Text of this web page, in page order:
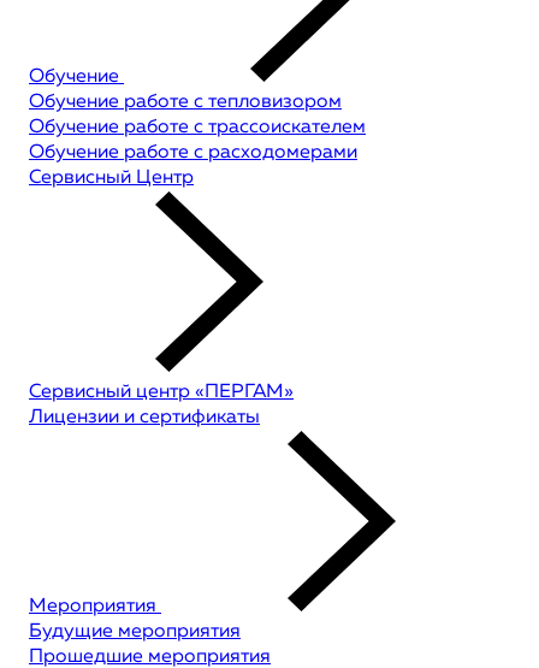
Обучение
Обучение работе с тепловизором
Обучение работе с трассоискателем
Обучение работе с расходомерами
Сервисный Центр
Сервисный центр «ПЕРГАМ»
Лицензии и сертификаты
Мероприятия
Будущие мероприятия
Прошедшие мероприятия